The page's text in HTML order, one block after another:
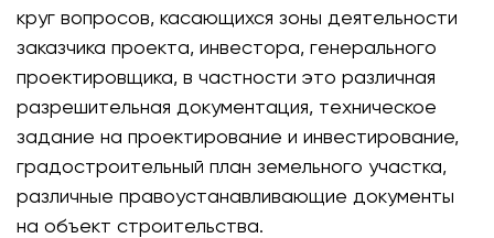
круг вопросов, касающихся зоны деятельности
заказчика проекта, инвестора, генерального
проектировщика, в частности это различная
разрешительная документация, техническое
задание на проектирование и инвестирование,
градостроительный план земельного участка,
различные правоустанавливающие документы
на объект строительства.